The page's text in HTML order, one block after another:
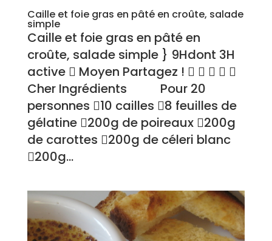
Caille et foie gras en pâté en croûte, salade
simple
Caille et foie gras en pâté en
croûte, salade simple } 9Hdont 3H
active  Moyen Partagez !     
Cher Ingrédients Pour 20
personnes 10 cailles 8 feuilles de
gélatine 200g de poireaux 200g
de carottes 200g de céleri blanc
200g...